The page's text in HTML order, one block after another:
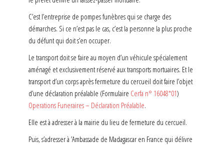
C’est l’entreprise de pompes funèbres qui se charge des
démarches. Si ce n’est pas le cas, c’est la personne la plus proche
du défunt qui doit s’en occuper.
Le transport doit se faire au moyen d’un véhicule spécialement
aménagé et exclusivement réservé aux transports mortuaires. Et le
transport d’un corps après fermeture du cercueil doit faire l’objet
d’une déclaration préalable (Formulaire Cerfa n° 16048*01)
Operations Funeraires – Déclaration Préalable.
Elle est à adresser à la mairie du lieu de fermeture du cercueil.
Puis, s’adresser à ’Ambassade de Madagascar en France qui délivre